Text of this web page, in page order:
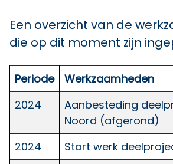
Een overzicht van de
die op dit moment zijn
Periode
Werkzaamheden
2024
Aanbesteding
Noord (afgerond)
2024
Start werk